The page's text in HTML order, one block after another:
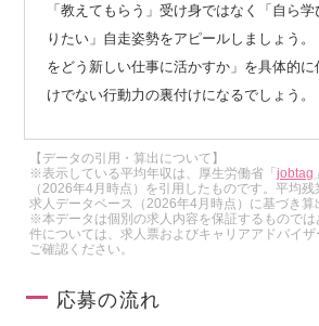
「教えてもらう」受け身ではなく「自ら
りたい」自走姿勢をアピールしましょう
をどう新しい仕事に活かすか」を具体的
けでない行動力の裏付けになるでしょう。
【データの引用・算出について】
※表示している平均年収は、厚生労働省「jobtag
（2026年4月時点）を引用したものです。平均
求人データベース（2026年4月時点）に基づき算
※本データは個別の求人内容を保証するもので
件については、求人票およびキャリアアドバイ
ご確認ください。
応募の流れ